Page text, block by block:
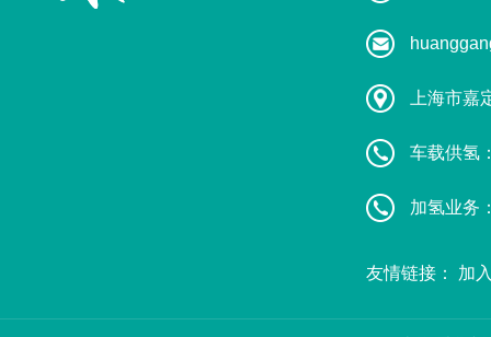
上海市嘉
车载供氢
加氢业务
友情链接： 加